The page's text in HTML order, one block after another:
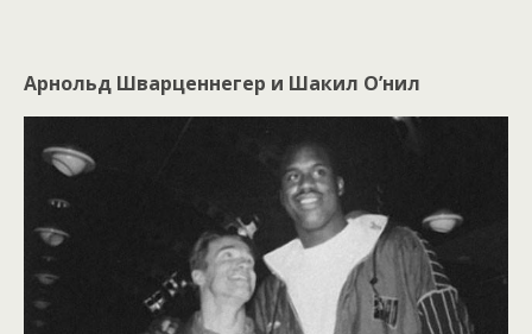
Арнольд Шварценнегер и Шакил O’нил